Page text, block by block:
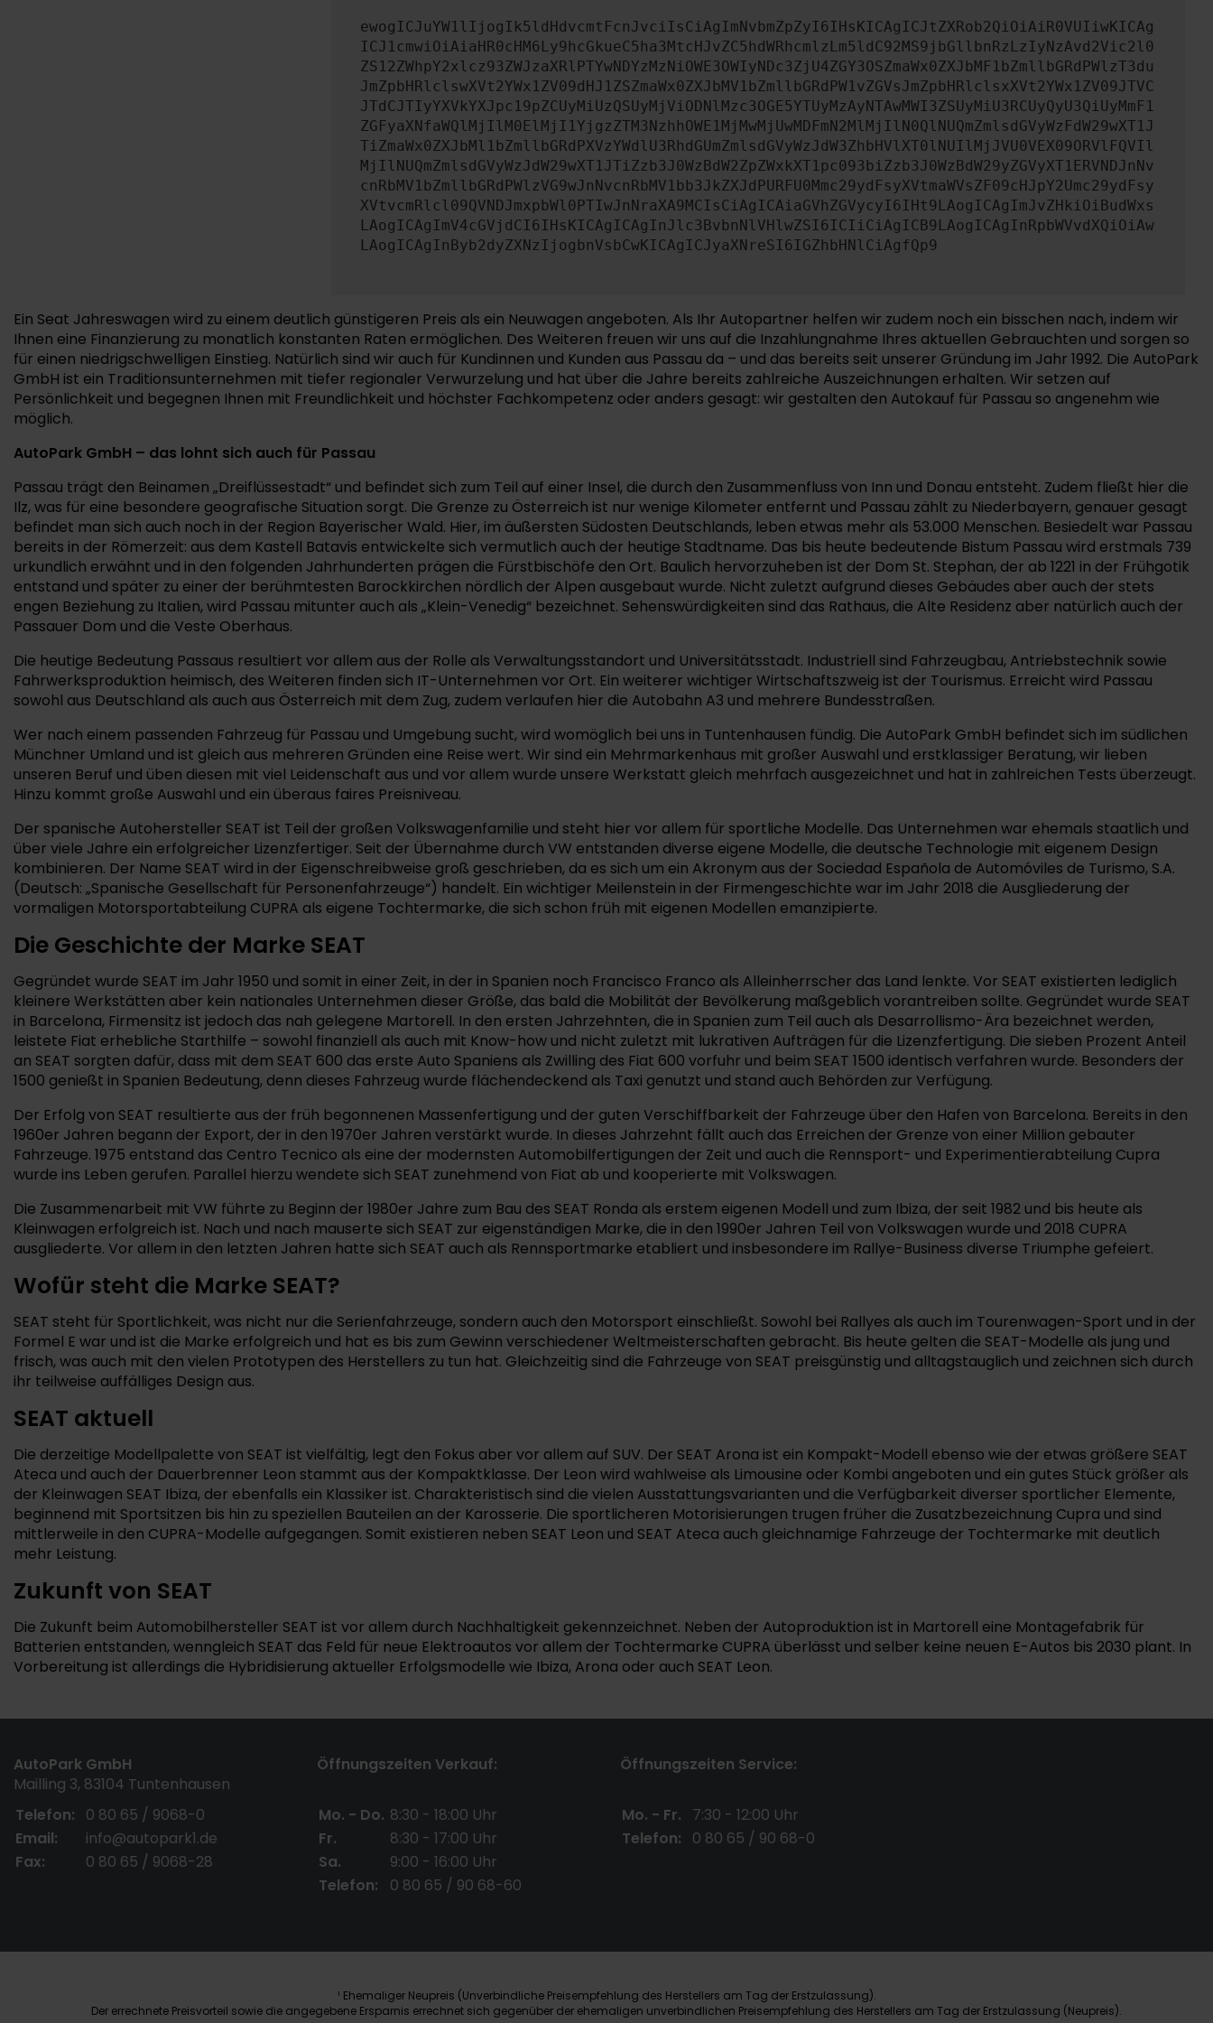
ewogICJuYW1lIjogIk5ldHdvcmtFcnJvciIsCiAgImNvbmZpZyI6IHsKICAgICJtZXRob2QiOiAiR0VUIiwKICAg
ICJ1cmwiOiAiaHR0cHM6Ly9hcGkueC5ha3MtcHJvZC5hdWRhcmlzLm5ldC92MS9jbGllbnRzLzIyNzAvd2Vic2l0
ZS12ZWhpY2xlcz93ZWJzaXRlPTYwNDYzMzNiOWE3OWIyNDc3ZjU4ZGY3OSZmaWx0ZXJbMF1bZmllbGRdPWlzT3du
JmZpbHRlclswXVt2YWx1ZV09dHJ1ZSZmaWx0ZXJbMV1bZmllbGRdPW1vZGVsJmZpbHRlclsxXVt2YWx1ZV09JTVC
JTdCJTIyYXVkYXJpc19pZCUyMiUzQSUyMjViODNlMzc3OGE5YTUyMzAyNTAwMWI3ZSUyMiU3RCUyQyU3QiUyMmF1
ZGFyaXNfaWQlMjIlM0ElMjI1YjgzZTM3NzhhOWE1MjMwMjUwMDFmN2MlMjIlN0QlNUQmZmlsdGVyWzFdW29wXT1J
TiZmaWx0ZXJbMl1bZmllbGRdPXVzYWdlU3RhdGUmZmlsdGVyWzJdW3ZhbHVlXT0lNUIlMjJVU0VEX09ORVlFQVIl
MjIlNUQmZmlsdGVyWzJdW29wXT1JTiZzb3J0WzBdW2ZpZWxkXT1pc093biZzb3J0WzBdW29yZGVyXT1ERVNDJnNv
cnRbMV1bZmllbGRdPWlzVG9wJnNvcnRbMV1bb3JkZXJdPURFU0Mmc29ydFsyXVtmaWVsZF09cHJpY2Umc29ydFsy
XVtvcmRlcl09QVNDJmxpbWl0PTIwJnNraXA9MCIsCiAgICAiaGVhZGVycyI6IHt9LAogICAgImJvZHkiOiBudWxs
LAogICAgImV4cGVjdCI6IHsKICAgICAgInJlc3BvbnNlVHlwZSI6ICIiCiAgICB9LAogICAgInRpbWVvdXQiOiAw
LAogICAgInByb2dyZXNzIjogbnVsbCwKICAgICJyaXNreSI6IGZhbHNlCiAgfQp9
Ein Seat Jahreswagen wird zu einem deutlich günstigeren Preis als ein Neuwagen angeboten. Als Ihr Autopartner helfen wir zudem noch ein bisschen nach, indem wir
Ihnen eine Finanzierung zu monatlich konstanten Raten ermöglichen. Des Weiteren freuen wir uns auf die Inzahlungnahme Ihres aktuellen Gebrauchten und sorgen so
für einen niedrigschwelligen Einstieg. Natürlich sind wir auch für Kundinnen und Kunden aus Passau da – und das bereits seit unserer Gründung im Jahr 1992. Die AutoPark
GmbH ist ein Traditionsunternehmen mit tiefer regionaler Verwurzelung und hat über die Jahre bereits zahlreiche Auszeichnungen erhalten. Wir setzen auf
Persönlichkeit und begegnen Ihnen mit Freundlichkeit und höchster Fachkompetenz oder anders gesagt: wir gestalten den Autokauf für Passau so angenehm wie
möglich.
AutoPark GmbH – das lohnt sich auch für Passau
Passau trägt den Beinamen „Dreiflüssestadt“ und befindet sich zum Teil auf einer Insel, die durch den Zusammenfluss von Inn und Donau entsteht. Zudem fließt hier die
Ilz, was für eine besondere geografische Situation sorgt. Die Grenze zu Österreich ist nur wenige Kilometer entfernt und Passau zählt zu Niederbayern, genauer gesagt
befindet man sich auch noch in der Region Bayerischer Wald. Hier, im äußersten Südosten Deutschlands, leben etwas mehr als 53.000 Menschen. Besiedelt war Passau
bereits in der Römerzeit: aus dem Kastell Batavis entwickelte sich vermutlich auch der heutige Stadtname. Das bis heute bedeutende Bistum Passau wird erstmals 739
urkundlich erwähnt und in den folgenden Jahrhunderten prägen die Fürstbischöfe den Ort. Baulich hervorzuheben ist der Dom St. Stephan, der ab 1221 in der Frühgotik
entstand und später zu einer der berühmtesten Barockkirchen nördlich der Alpen ausgebaut wurde. Nicht zuletzt aufgrund dieses Gebäudes aber auch der stets
engen Beziehung zu Italien, wird Passau mitunter auch als „Klein-Venedig“ bezeichnet. Sehenswürdigkeiten sind das Rathaus, die Alte Residenz aber natürlich auch der
Passauer Dom und die Veste Oberhaus.
Die heutige Bedeutung Passaus resultiert vor allem aus der Rolle als Verwaltungsstandort und Universitätsstadt. Industriell sind Fahrzeugbau, Antriebstechnik sowie
Fahrwerksproduktion heimisch, des Weiteren finden sich IT-Unternehmen vor Ort. Ein weiterer wichtiger Wirtschaftszweig ist der Tourismus. Erreicht wird Passau
sowohl aus Deutschland als auch aus Österreich mit dem Zug, zudem verlaufen hier die Autobahn A3 und mehrere Bundesstraßen.
Wer nach einem passenden Fahrzeug für Passau und Umgebung sucht, wird womöglich bei uns in Tuntenhausen fündig. Die AutoPark GmbH befindet sich im südlichen
Münchner Umland und ist gleich aus mehreren Gründen eine Reise wert. Wir sind ein Mehrmarkenhaus mit großer Auswahl und erstklassiger Beratung, wir lieben
unseren Beruf und üben diesen mit viel Leidenschaft aus und vor allem wurde unsere Werkstatt gleich mehrfach ausgezeichnet und hat in zahlreichen Tests überzeugt.
Hinzu kommt große Auswahl und ein überaus faires Preisniveau.
Der spanische Autohersteller SEAT ist Teil der großen Volkswagenfamilie und steht hier vor allem für sportliche Modelle. Das Unternehmen war ehemals staatlich und
über viele Jahre ein erfolgreicher Lizenzfertiger. Seit der Übernahme durch VW entstanden diverse eigene Modelle, die deutsche Technologie mit eigenem Design
kombinieren. Der Name SEAT wird in der Eigenschreibweise groß geschrieben, da es sich um ein Akronym aus der Sociedad Española de Automóviles de Turismo, S.A.
(Deutsch: „Spanische Gesellschaft für Personenfahrzeuge“) handelt. Ein wichtiger Meilenstein in der Firmengeschichte war im Jahr 2018 die Ausgliederung der
vormaligen Motorsportabteilung CUPRA als eigene Tochtermarke, die sich schon früh mit eigenen Modellen emanzipierte.
Die Geschichte der Marke SEAT
Gegründet wurde SEAT im Jahr 1950 und somit in einer Zeit, in der in Spanien noch Francisco Franco als Alleinherrscher das Land lenkte. Vor SEAT existierten lediglich
kleinere Werkstätten aber kein nationales Unternehmen dieser Größe, das bald die Mobilität der Bevölkerung maßgeblich vorantreiben sollte. Gegründet wurde SEAT
in Barcelona, Firmensitz ist jedoch das nah gelegene Martorell. In den ersten Jahrzehnten, die in Spanien zum Teil auch als Desarrollismo-Ära bezeichnet werden,
leistete Fiat erhebliche Starthilfe – sowohl finanziell als auch mit Know-how und nicht zuletzt mit lukrativen Aufträgen für die Lizenzfertigung. Die sieben Prozent Anteil
an SEAT sorgten dafür, dass mit dem SEAT 600 das erste Auto Spaniens als Zwilling des Fiat 600 vorfuhr und beim SEAT 1500 identisch verfahren wurde. Besonders der
1500 genießt in Spanien Bedeutung, denn dieses Fahrzeug wurde flächendeckend als Taxi genutzt und stand auch Behörden zur Verfügung.
Der Erfolg von SEAT resultierte aus der früh begonnenen Massenfertigung und der guten Verschiffbarkeit der Fahrzeuge über den Hafen von Barcelona. Bereits in den
1960er Jahren begann der Export, der in den 1970er Jahren verstärkt wurde. In dieses Jahrzehnt fällt auch das Erreichen der Grenze von einer Million gebauter
Fahrzeuge. 1975 entstand das Centro Tecnico als eine der modernsten Automobilfertigungen der Zeit und auch die Rennsport- und Experimentierabteilung Cupra
wurde ins Leben gerufen. Parallel hierzu wendete sich SEAT zunehmend von Fiat ab und kooperierte mit Volkswagen.
Die Zusammenarbeit mit VW führte zu Beginn der 1980er Jahre zum Bau des SEAT Ronda als erstem eigenen Modell und zum Ibiza, der seit 1982 und bis heute als
Kleinwagen erfolgreich ist. Nach und nach mauserte sich SEAT zur eigenständigen Marke, die in den 1990er Jahren Teil von Volkswagen wurde und 2018 CUPRA
ausgliederte. Vor allem in den letzten Jahren hatte sich SEAT auch als Rennsportmarke etabliert und insbesondere im Rallye-Business diverse Triumphe gefeiert.
Wofür steht die Marke SEAT?
SEAT steht für Sportlichkeit, was nicht nur die Serienfahrzeuge, sondern auch den Motorsport einschließt. Sowohl bei Rallyes als auch im Tourenwagen-Sport und in der
Formel E war und ist die Marke erfolgreich und hat es bis zum Gewinn verschiedener Weltmeisterschaften gebracht. Bis heute gelten die SEAT-Modelle als jung und
frisch, was auch mit den vielen Prototypen des Herstellers zu tun hat. Gleichzeitig sind die Fahrzeuge von SEAT preisgünstig und alltagstauglich und zeichnen sich durch
ihr teilweise auffälliges Design aus.
SEAT aktuell
Die derzeitige Modellpalette von SEAT ist vielfältig, legt den Fokus aber vor allem auf SUV. Der SEAT Arona ist ein Kompakt-Modell ebenso wie der etwas größere SEAT
Ateca und auch der Dauerbrenner Leon stammt aus der Kompaktklasse. Der Leon wird wahlweise als Limousine oder Kombi angeboten und ein gutes Stück größer als
der Kleinwagen SEAT Ibiza, der ebenfalls ein Klassiker ist. Charakteristisch sind die vielen Ausstattungsvarianten und die Verfügbarkeit diverser sportlicher Elemente,
beginnend mit Sportsitzen bis hin zu speziellen Bauteilen an der Karosserie. Die sportlicheren Motorisierungen trugen früher die Zusatzbezeichnung Cupra und sind
mittlerweile in den CUPRA-Modelle aufgegangen. Somit existieren neben SEAT Leon und SEAT Ateca auch gleichnamige Fahrzeuge der Tochtermarke mit deutlich
mehr Leistung.
Zukunft von SEAT
Die Zukunft beim Automobilhersteller SEAT ist vor allem durch Nachhaltigkeit gekennzeichnet. Neben der Autoproduktion ist in Martorell eine Montagefabrik für
Batterien entstanden, wenngleich SEAT das Feld für neue Elektroautos vor allem der Tochtermarke CUPRA überlässt und selber keine neuen E-Autos bis 2030 plant. In
Vorbereitung ist allerdings die Hybridisierung aktueller Erfolgsmodelle wie Ibiza, Arona oder auch SEAT Leon.
AutoPark GmbH
Mailling 3, 83104 Tuntenhausen
Telefon:
0 80 65 / 9068-0
Email:
info@autopark1.de
Fax:
0 80 65 / 9068-28
Öffnungszeiten Verkauf:
Mo. - Do. 8:30 - 18:00 Uhr
Fr.
8:30 - 17:00 Uhr
Sa.
9:00 - 16:00 Uhr
Telefon:
0 80 65 / 90 68-60
Öffnungszeiten Service:
Mo. - Fr.
7:30 - 12:00 Uhr
Telefon:
0 80 65 / 90 68-0
1 Ehemaliger Neupreis (Unverbindliche Preisempfehlung des Herstellers am Tag der Erstzulassung).
Der errechnete Preisvorteil sowie die angegebene Ersparnis errechnet sich gegenüber der ehemaligen unverbindlichen Preisempfehlung des Herstellers am Tag der Erstzulassung (Neupreis).